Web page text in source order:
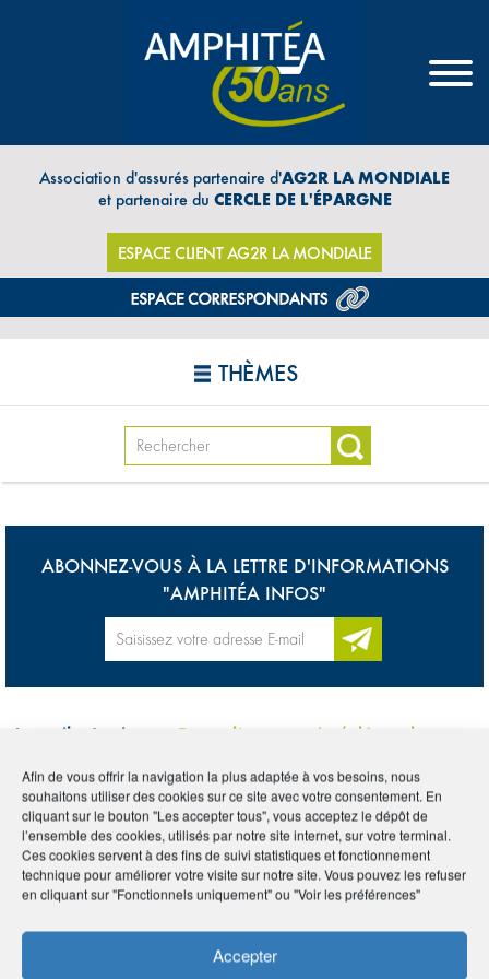
Afin de vous offrir la navigation la plus adaptée à vos besoins, nous
souhaitons utiliser des cookies sur ce site avec votre consentement. En
cliquant sur le bouton "Les accepter tous", vous acceptez le dépôt de
l’ensemble des cookies, utilisés par notre site internet, sur votre terminal.
Ces cookies servent à des fins de suivi statistiques et fonctionnement
technique pour améliorer votre visite sur notre site. Vous pouvez les refuser
en cliquant sur "Fonctionnels uniquement" ou "Voir les préférences"
Accepter
Association d'assurés partenaire d'AG2R LA MONDIALE
et partenaire du CERCLE DE L'ÉPARGNE
ESPACE CLIENT AG2R LA MONDIALE
THÈMES
ABONNEZ-VOUS À LA LETTRE D'INFORMATIONS
"AMPHITÉA INFOS"
Accueil Lexique Perte d’autonomie / dépendance
Tous 0-9 A B C D E F G H
I
J
K L M N O P Q R S T
U
V
W X Y Z
PERTE D’AUTONOMIE